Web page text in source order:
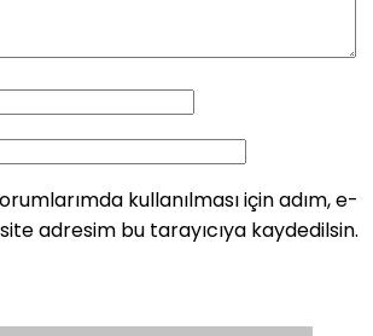
kullanılması için adım, e-
adresim bu tarayıcıya kaydedilsin.